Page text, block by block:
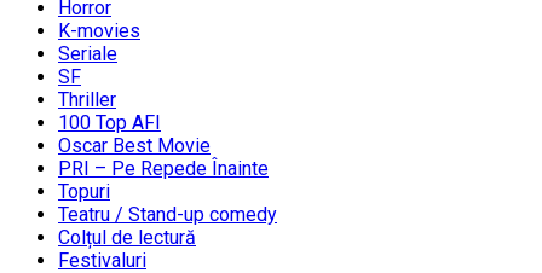
Horror
K-movies
Seriale
SF
Thriller
100 Top AFI
Oscar Best Movie
PRI – Pe Repede Înainte
Topuri
Teatru / Stand-up comedy
Colțul de lectură
Festivaluri